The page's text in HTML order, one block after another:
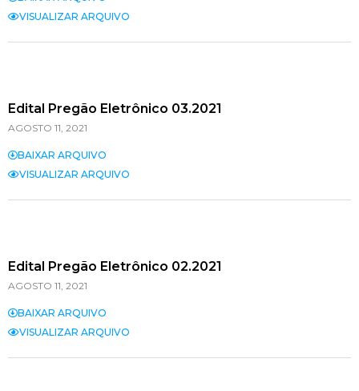
VISUALIZAR ARQUIVO
Edital Pregão Eletrônico 03.2021
AGOSTO 11, 2021
BAIXAR ARQUIVO
VISUALIZAR ARQUIVO
Edital Pregão Eletrônico 02.2021
AGOSTO 11, 2021
BAIXAR ARQUIVO
VISUALIZAR ARQUIVO